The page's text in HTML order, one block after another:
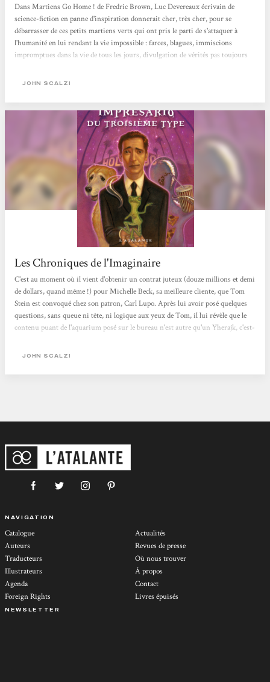
Dans Martiens Go Home ! de Fredric Brown, Luc Devereaux écrivain de
science-fiction en panne d'inspiration donnerait cher, très cher, pour se
débarrasser de ces petits martiens verts qui ont pris le parti de s'attaquer à
l'humanité en lui rendant la vie impossible : farces, blagues, immiscions
impromptues dans la vie de tous les jours, divulgation de vérités pas toujours
humoristique dont l'impact ne se dément pas avec le temps, le rire étant
et...
JOHN SCALZI
Les Chroniques de l'Imaginaire
C'est au moment où il vient d'obtenir un contrat juteux (douze millions et demi
de dollars, quand même !) pour Michelle Beck, sa meilleure cliente, que Tom
Stein est convoqué chez son patron, Carl Lupo. Après lui avoir posé quelques
questions, sans queue ni tête, ni logique aux yeux de Tom, il lui révèle que le
contenu puant de l'aquarium posé sur le bureau n'est autre qu'un Yherajk, c'est-
qui ressemble à un gros tas de glaire qui aurait macéré dans une décoction de
JOHN SCALZI
NAVIGATION
Catalogue
Auteurs
Traducteurs
Illustrateurs
Agenda
Foreign Rights
Actualités
Revues de presse
Où nous trouver
À propos
Contact
Livres épuisés
NEWSLETTER